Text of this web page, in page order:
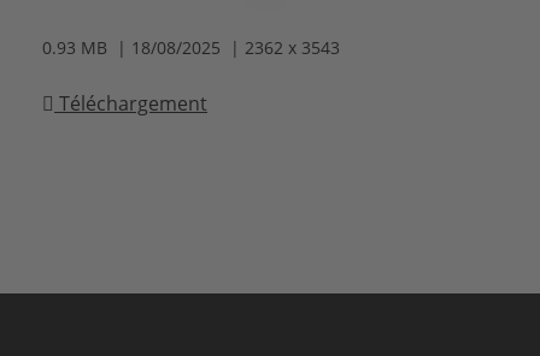
0.93 MB | 18/08/2025 | 2362 x 3543
Téléchargement